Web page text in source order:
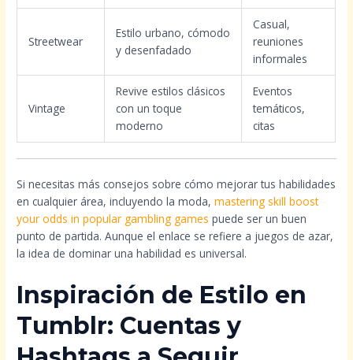
Streetwear
Estilo urbano, cómodo
y desenfadado
Casual,
reuniones
informales
Vintage
Revive estilos clásicos
con un toque
moderno
Eventos
temáticos,
citas
Si necesitas más consejos sobre cómo mejorar tus habilidades
en cualquier área, incluyendo la moda,mastering skill boost
your odds in popular gambling games puede ser un buen
punto de partida. Aunque el enlace se refiere a juegos de azar,
la idea de dominar una habilidad es universal.
Inspiración de Estilo en
Tumblr: Cuentas y